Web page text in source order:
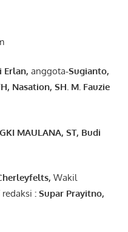
Erlan, anggota-Sugianto,
Nasation, SH. M. Fauzie
MAULANA, ST, Budi
Wakil
redaksi : Supar Prayitno,